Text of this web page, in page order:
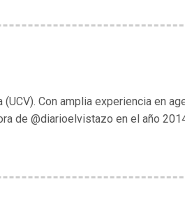
Con amplia experiencia en
de @diarioelvistazo en el año